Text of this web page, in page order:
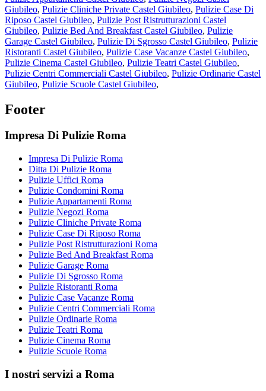
Giubileo, Pulizie Cliniche Private Castel Giubileo, Pulizie Case Di
Riposo Castel Giubileo, Pulizie Post Ristrutturazioni Castel
Giubileo, Pulizie Bed And Breakfast Castel Giubileo, Pulizie
Garage Castel Giubileo, Pulizie Di Sgrosso Castel Giubileo, Pulizie
Ristoranti Castel Giubileo, Pulizie Case Vacanze Castel Giubileo,
Pulizie Cinema Castel Giubileo, Pulizie Teatri Castel Giubileo,
Pulizie Centri Commerciali Castel Giubileo, Pulizie Ordinarie Castel
Giubileo, Pulizie Scuole Castel Giubileo,
Footer
Impresa Di Pulizie Roma
Impresa Di Pulizie Roma
Ditta Di Pulizie Roma
Pulizie Uffici Roma
Pulizie Condomini Roma
Pulizie Appartamenti Roma
Pulizie Negozi Roma
Pulizie Cliniche Private Roma
Pulizie Case Di Riposo Roma
Pulizie Post Ristrutturazioni Roma
Pulizie Bed And Breakfast Roma
Pulizie Garage Roma
Pulizie Di Sgrosso Roma
Pulizie Ristoranti Roma
Pulizie Case Vacanze Roma
Pulizie Centri Commerciali Roma
Pulizie Ordinarie Roma
Pulizie Teatri Roma
Pulizie Cinema Roma
Pulizie Scuole Roma
I nostri servizi a Roma